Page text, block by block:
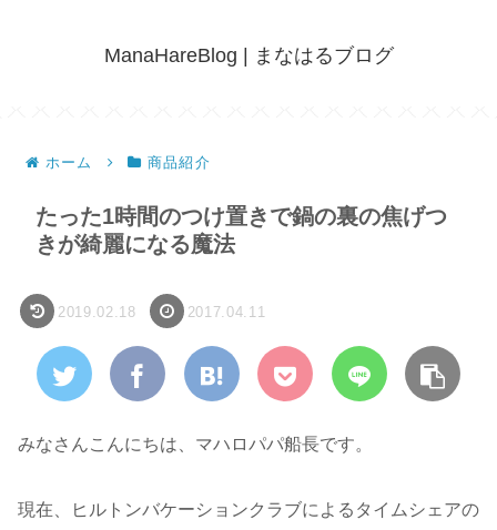
ManaHareBlog | まなはるブログ
ホーム 商品紹介
たった1時間のつけ置きで鍋の裏の焦げつ
きが綺麗になる魔法
2019.02.18 2017.04.11
みなさんこんにちは、マハロパパ船長です。
現在、ヒルトンバケーションクラブによるタイムシェアの